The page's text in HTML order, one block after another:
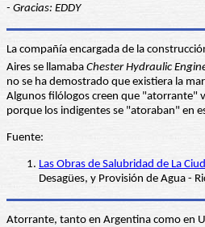
- Gracias: EDDY
La compañía encargada de la
Aires se llamaba Chester Hydraulic
no se ha demostrado que existiera la
Algunos filólogos creen que "atorrante"
porque los indigentes se "atoraban" en
Fuente:
Las Obras de Salubridad de La
Desagües, y Provisión de Agua -
Atorrante, tanto en Argentina como en